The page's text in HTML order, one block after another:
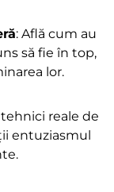
: Află cum au
să fie în top,
lor.
tehnici reale de
entuziasmul